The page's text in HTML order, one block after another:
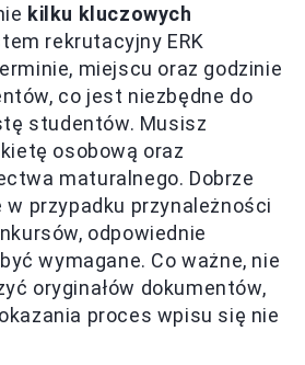
kilku kluczowych
rekrutacyjny ERK
miejscu oraz godzinie
co jest niezbędne do
studentów. Musisz
osobową oraz
maturalnego. Dobrze
przypadku przynależności
odpowiednie
wymagane. Co ważne, nie
oryginałów dokumentów,
proces wpisu się nie